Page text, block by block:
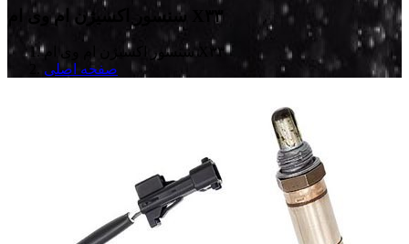
سنسور اکسیژن ام وی ام X۳۳
سنسور اکسیژن ام وی ام X۳۳
صفحه اصلی